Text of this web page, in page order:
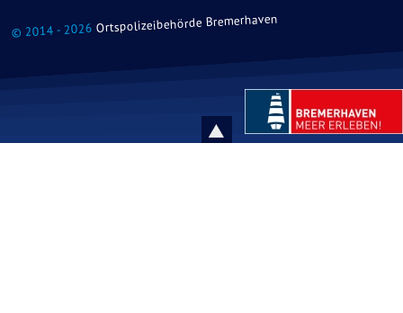
© 2014 - 2026 Ortspolizeibehörde Bremerhaven